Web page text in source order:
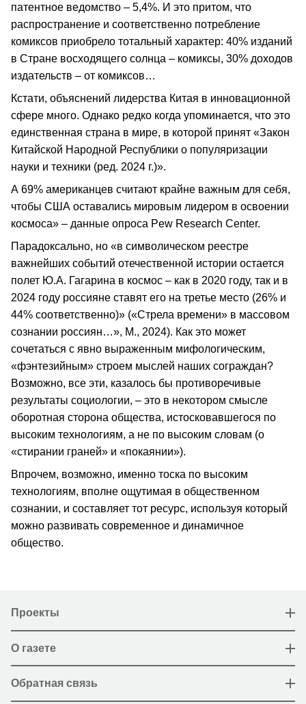
патентное ведомство – 5,4%. И это притом, что
распространение и соответственно потребление
комиксов приобрело тотальный характер: 40% изданий
в Стране восходящего солнца – комиксы, 30% доходов
издательств – от комиксов…
Кстати, объяснений лидерства Китая в инновационной
сфере много. Однако редко когда упоминается, что это
единственная страна в мире, в которой принят «Закон
Китайской Народной Республики о популяризации
науки и техники (ред. 2024 г.)».
А 69% американцев считают крайне важным для себя,
чтобы США оставались мировым лидером в освоении
космоса» – данные опроса Pew Research Center.
Парадоксально, но «в символическом реестре
важнейших событий отечественной истории остается
полет Ю.А. Гагарина в космос – как в 2020 году, так и в
2024 году россияне ставят его на третье место (26% и
44% соответственно)» («Стрела времени» в массовом
сознании россиян…», М., 2024). Как это может
сочетаться с явно выраженным мифологическим,
«фэнтезийным» строем мыслей наших сограждан?
Возможно, все эти, казалось бы противоречивые
результаты социологии, – это в некотором смысле
оборотная сторона общества, истосковавшегося по
высоким технологиям, а не по высоким словам (о
«стирании граней» и «покаянии»).
Впрочем, возможно, именно тоска по высоким
технологиям, вполне ощутимая в общественном
сознании, и составляет тот ресурс, используя который
можно развивать современное и динамичное
общество.
Проекты
О газете
Обратная связь